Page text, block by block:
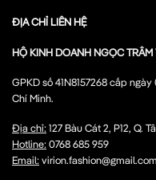
ĐỊA CHỈ LIÊN HỆ
HỘ KINH DOANH NGỌC TRÂM
GPKD số 41N8157268 cấp
Chí Minh.
Địa chỉ:127 Bàu Cát 2, P12, Q.
Hotline:0768 685 959
Email:virion.fashion@gmail.com